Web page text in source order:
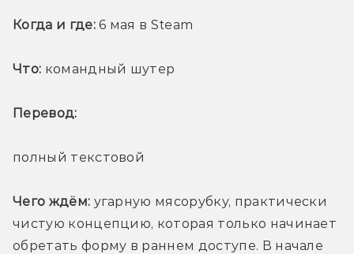
Когда и где: 6 мая в Steam
Что: командный шутер
Перевод:
полный текстовой
Чего ждём: угарную мясорубку, практически
чистую концепцию, которая только начинает
обретать форму в раннем доступе. В начале